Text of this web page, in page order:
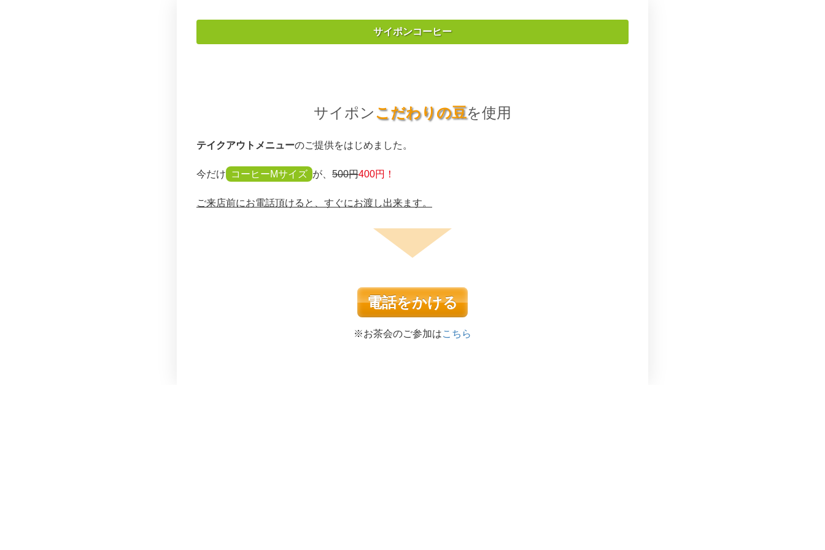
サイポンコーヒー
サイポンこだわりの豆を使用
テイクアウトメニューのご提供をはじめました。
今だけ コーヒーMサイズ が、 500円400円！
ご来店前にお電話頂けると、すぐにお渡し出来ます。
電話をかける
※お茶会のご参加はこちら